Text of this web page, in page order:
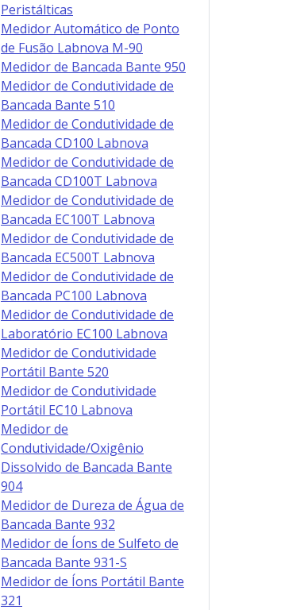
Peristálticas
Medidor Automático de Ponto
de Fusão Labnova M-90
Medidor de Bancada Bante 950
Medidor de Condutividade de
Bancada Bante 510
Medidor de Condutividade de
Bancada CD100 Labnova
Medidor de Condutividade de
Bancada CD100T Labnova
Medidor de Condutividade de
Bancada EC100T Labnova
Medidor de Condutividade de
Bancada EC500T Labnova
Medidor de Condutividade de
Bancada PC100 Labnova
Medidor de Condutividade de
Laboratório EC100 Labnova
Medidor de Condutividade
Portátil Bante 520
Medidor de Condutividade
Portátil EC10 Labnova
Medidor de
Condutividade/Oxigênio
Dissolvido de Bancada Bante
904
Medidor de Dureza de Água de
Bancada Bante 932
Medidor de Íons de Sulfeto de
Bancada Bante 931-S
Medidor de Íons Portátil Bante
321